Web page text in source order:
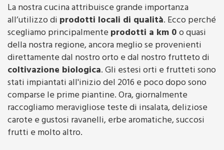
La nostra cucina attribuisce grande importanza
all’utilizzo di prodotti locali di qualità. Ecco perché
scegliamo principalmente prodotti a km 0o quasi
della nostra regione, ancora meglio se provenienti
direttamente dal nostro orto e dal nostro frutteto di
coltivazione biologica. Gli estesi orti e frutteti sono
stati impiantati all'inizio del 2016 e poco dopo sono
comparse le prime piantine. Ora, giornalmente
raccogliamo meravigliose teste di insalata, deliziose
carote e gustosi ravanelli, erbe aromatiche, succosi
frutti e molto altro.